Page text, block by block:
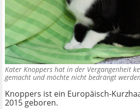
Kater Knoppers hat in der Vergangenheit
gemacht und möchte nicht bedrängt
Knoppers ist ein Europäisch-
2015 geboren.